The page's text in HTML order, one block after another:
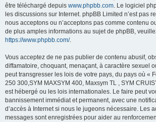
être téléchargé depuis www.phpbb.com. Le logiciel
les discussions sur Internet. phpBB Limited n’est pas
nous acceptons ou n’acceptons pas comme contenu
de plus amples informations au sujet de phpBB,
https://www.phpbb.com/.
Vous acceptez de ne pas publier de contenu abusif,
diffamatoire, choquant, menaçant, à caractère sexuel
peut transgresser les lois de votre pays, du pays où «
250 300,SYM MAXSYM 400, Maxsym TL , SYM
est hébergé ou les lois internationales. Le faire peut
bannissement immédiat et permanent, avec une
d’accès à Internet si nous le jugeons nécessaire. Les
messages sont enregistrées pour aider au